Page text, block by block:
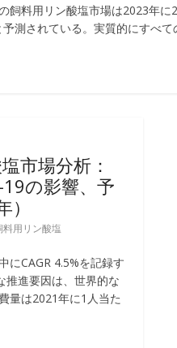
飼料用リン酸塩市場は2023年に
測されている。実質的にすべ
市場分析：
19の影響、予
料用リン酸塩
にCAGR 4.5%を記録す
進要因は、世界的な
量は2021年に1人当た